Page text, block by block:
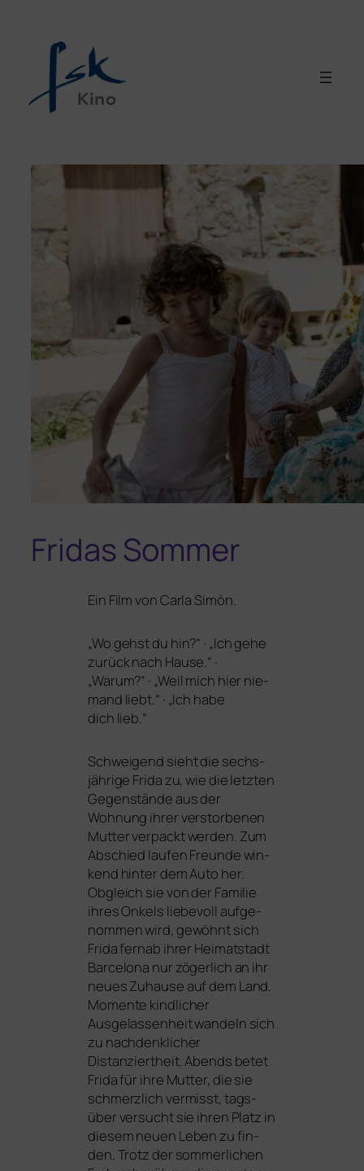
Fridas Sommer
Ein Film von Carla Simón.
„Wo gehst du hin?“ · „Ich gehe
zurück nach Hause.“ ·
„Warum?“ · „Weil mich hier nie­
mand liebt.“ · „Ich habe
dich lieb.“
Schweigend sieht die sechs­
jäh­ri­ge Frida zu, wie die letz­ten
Gegenstände aus der
Wohnung ihrer ver­stor­be­nen
Mutter ver­packt wer­den. Zum
Abschied lau­fen Freunde win­
kend hin­ter dem Auto her.
Obgleich sie von der Familie
ihres Onkels lie­be­voll auf­ge­
nom­men wird, gewöhnt sich
Frida fern­ab ihrer Heimatstadt
Barcelona nur zöger­lich an ihr
neu­es Zuhause auf dem Land.
Momente kind­li­cher
Ausgelassenheit wan­deln sich
zu nach­denk­li­cher
Distanziertheit. Abends betet
Frida für ihre Mutter, die sie
schmerz­lich ver­misst, tags­
über ver­sucht sie ihren Platz in
die­sem neu­en Leben zu fin­
den. Trotz der som­mer­li­chen